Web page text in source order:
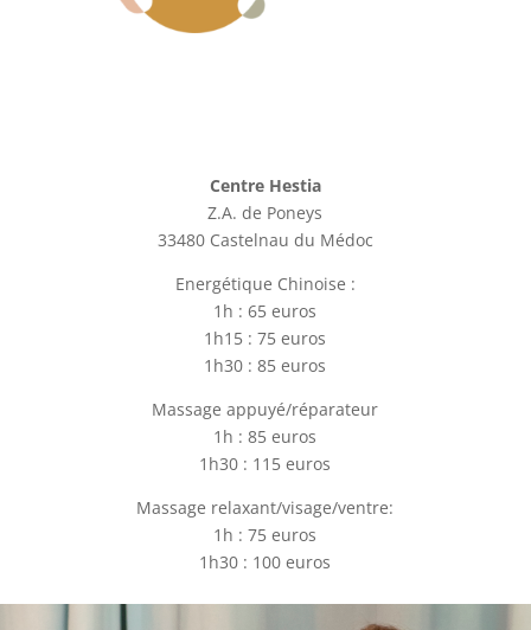
Centre Hestia
Z.A. de Poneys
33480 Castelnau du Médoc
Energétique Chinoise :
1h : 65 euros
1h15 : 75 euros
1h30 : 85 euros
Massage appuyé/réparateur
1h : 85 euros
1h30 : 115 euros
Massage relaxant/visage/ventre:
1h : 75 euros
1h30 : 100 euros